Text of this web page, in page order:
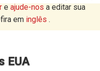
e ajude-nos a editar sua
em inglês .
EUA